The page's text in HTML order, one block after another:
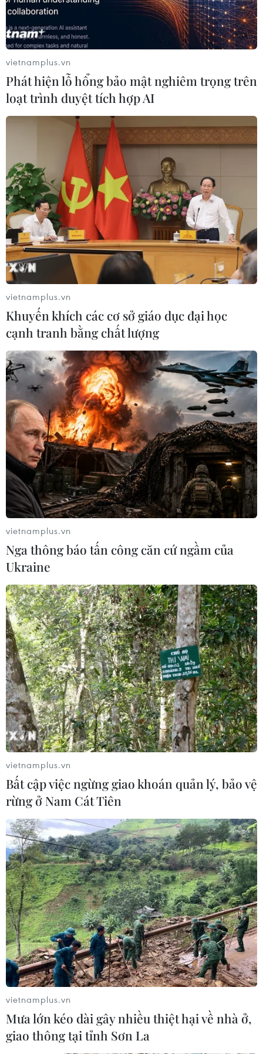
Cháy nổ nghiêm trọng tại Nga,
hơn 40 người bị thương
02/06/2019 04:09
Một vụ cháy nổ nghiêm trọng đã xảy ra tại một nhà máy
sản xuất thuốc nổ ở miền Trung nước Nga, khiến hơn 40
người bị thương và gây ra hỏa hoạn thiêu rụi một diện
tích lớn nhà xưởng.
vietnamplus.vn
Phát hiện lỗ hổng bảo mật nghiêm trọng trên
loạt trình duyệt tích hợp AI
vietnamplus.vn
Khuyến khích các cơ sở giáo dục đại học
cạnh tranh bằng chất lượng
vietnamplus.vn
Nga thông báo tấn công căn cứ ngầm của
Ukraine
vietnamplus.vn
Bất cập việc ngừng giao khoán quản lý, bảo vệ
rừng ở Nam Cát Tiên
vietnamplus.vn
Mưa lớn kéo dài gây nhiều thiệt hại về nhà ở,
giao thông tại tỉnh Sơn La